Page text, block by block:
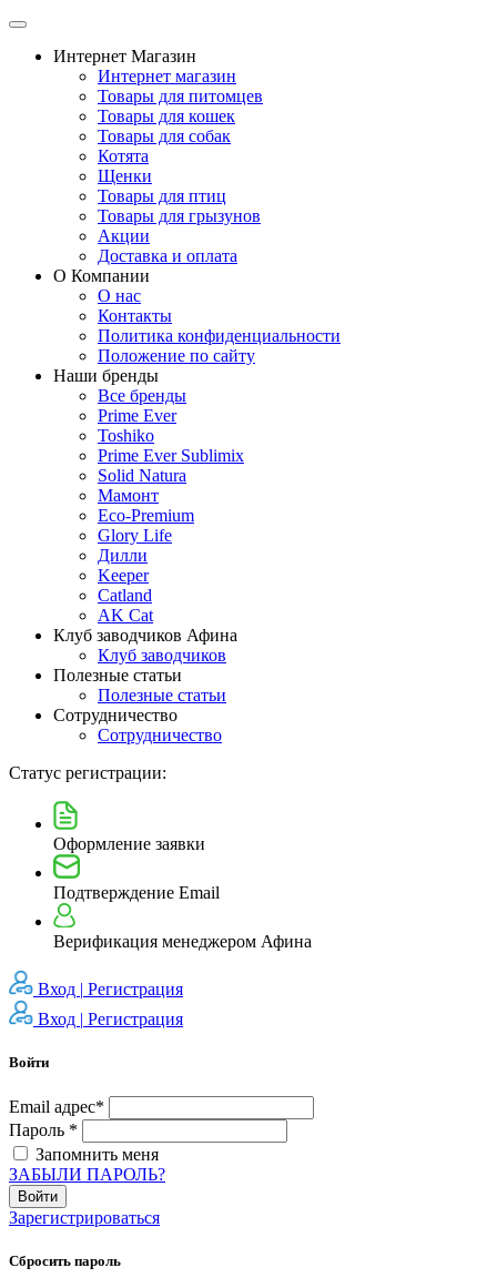
Интернет Магазин
Интернет магазин
Товары для питомцев
Товары для кошек
Товары для собак
Котята
Щенки
Товары для птиц
Товары для грызунов
Акции
Доставка и оплата
О Компании
О нас
Контакты
Политика конфиденциальности
Положение по сайту
Наши бренды
Все бренды
Prime Ever
Toshiko
Prime Ever Sublimix
Solid Natura
Мамонт
Eco-Premium
Glory Life
Дилли
Keeper
Catland
AK Cat
Клуб заводчиков Афина
Клуб заводчиков
Полезные статьи
Полезные статьи
Сотрудничество
Сотрудничество
Статус регистрации:
Оформление заявки
Подтверждение Email
Верификация менеджером Афина
Вход | Регистрация
Вход | Регистрация
Войти
Email адрес*
Пароль *
Запомнить меня
ЗАБЫЛИ ПАРОЛЬ?
Войти
Зарегистрироваться
Сбросить пароль